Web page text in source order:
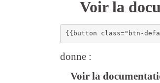
Voir la
donne :
Voir la